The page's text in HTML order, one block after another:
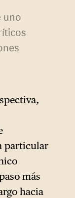
uno
lo
a
un
particular
más
hacia